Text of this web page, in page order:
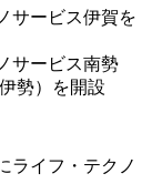
サービス伊賀を
サービス南勢
勢）を開設
ライフ・テクノ